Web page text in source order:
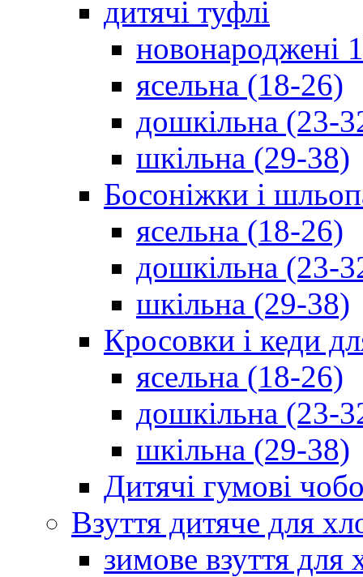
дитячі туфлі
новонароджені
ясельна (18-26)
дошкільна (23-
шкільна (29-38)
Босоніжки і
ясельна (18-26)
дошкільна (23-
шкільна (29-38)
Кросовки і кеди
ясельна (18-26)
дошкільна (23-
шкільна (29-38)
Дитячі гумові
Взуття дитяче для
зимове взуття для